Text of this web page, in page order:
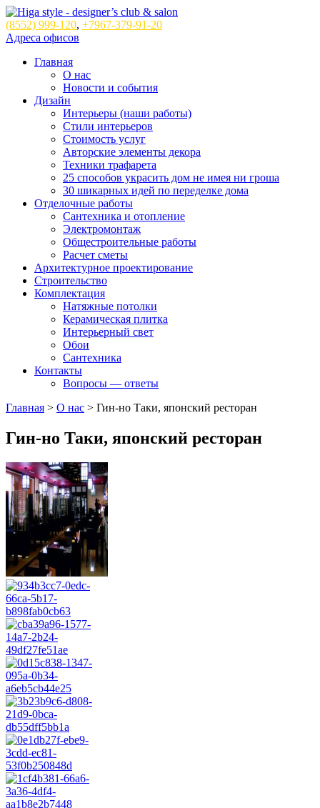
(8552) 999-120, +7967-379-91-20
Адреса офисов
Главная
О нас
Новости и события
Дизайн
Интерьеры (наши работы)
Стили интерьеров
Стоимость услуг
Авторские элементы декора
Техники трафарета
25 способов украсить дом не имея ни гроша
30 шикарных идей по переделке дома
Отделочные работы
Сантехника и отопление
Электромонтаж
Общестроительные работы
Расчет сметы
Архитектурное проектирование
Строительство
Комплектация
Натяжные потолки
Керамическая плитка
Интерьерный свет
Обои
Сантехника
Контакты
Вопросы — ответы
Главная > О нас > Гин-но Таки, японский ресторан
Гин-но Таки, японский ресторан